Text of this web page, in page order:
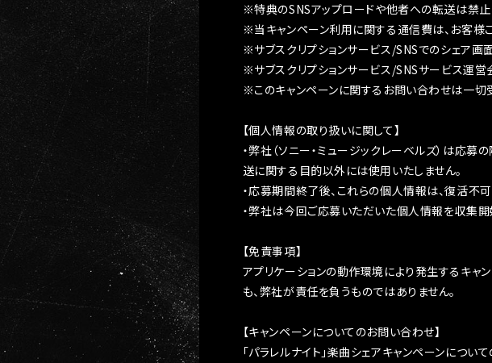
※特典のSNSアップロードや他者への転送は禁止
※当キャンペーン利用に関する通信費は、お客様
※サブスクリプションサービス/SNSでのシェア画
※サブスクリプションサービス/SNSサービス運
※このキャンペーンに関するお問い合わせは一切
【個人情報の取り扱いに関して】
・弊社（ソニー・ミュージックレーベルズ）は応
送に関する目的以外には使用いたしません。
・応募期間終了後、これらの個人情報は、復活不
・弊社は今回ご応募いただいた個人情報を収集開
【免責事項】
アプリケーションの動作環境により発生するキャ
も、弊社が責任を負うものではありません。
【キャンペーンについてのお問い合わせ】
「パラレルナイト」楽曲シェアキャンペーンについ